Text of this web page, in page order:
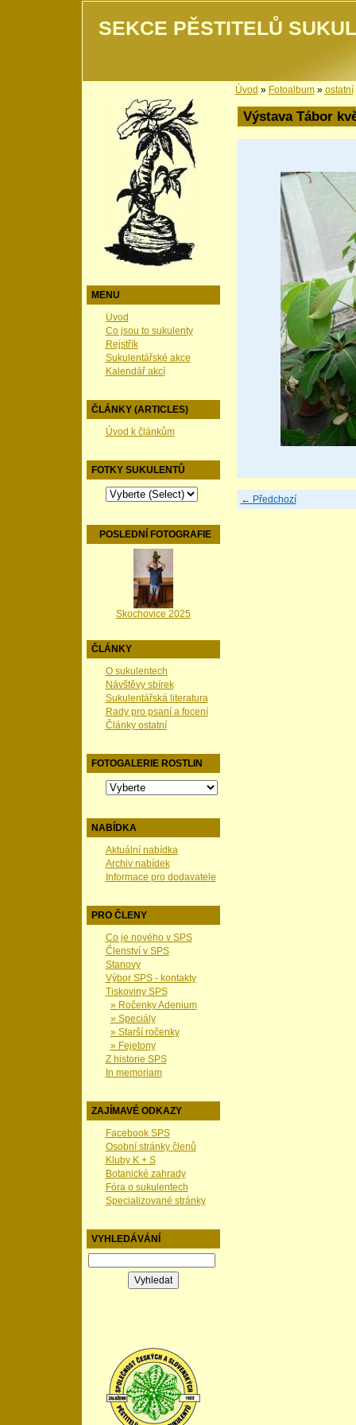
SEKCE PĚSTITELŮ
MENU
Úvod
Co jsou to sukulenty
Rejstřík
Sukulentářské akce
Kalendář akcí
ČLÁNKY (ARTICLES)
Úvod k článkům
FOTKY SUKULENTŮ
POSLEDNÍ FOTOGRAFIE
Skochovice 2025
ČLÁNKY
O sukulentech
Návštěvy sbírek
Sukulentářská literatura
Rady pro psaní a focení
Články ostatní
FOTOGALERIE ROSTLIN
NABÍDKA
Aktuální nabídka
Archiv nabídek
Informace pro dodavatele
PRO ČLENY
Co je nového v SPS
Členství v SPS
Stanovy
Výbor SPS - kontakty
Tiskoviny SPS
» Ročenky Adenium
» Speciály
» Starší ročenky
» Fejetony
Z historie SPS
In memoriam
ZAJÍMAVÉ ODKAZY
Facebook SPS
Osobní stránky členů
Kluby K + S
Botanické zahrady
Fóra o sukulentech
Specializované stránky
VYHLEDÁVÁNÍ
Úvod » Fotoalbum» ostatní
Výstava Tábor
← Předchozí